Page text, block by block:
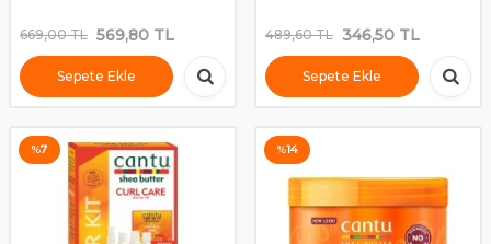
669,00TL 569,80 TL
Sepete Ekle
489,60TL 346,50 TL
Sepete Ekle
%7 %14